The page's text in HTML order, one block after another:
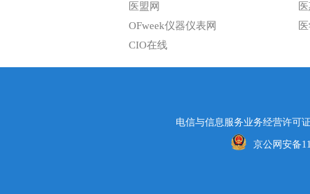
医盟网
OFweek仪器仪表网
CIO在线
电信与信息服务业务经营许可
京公网安备